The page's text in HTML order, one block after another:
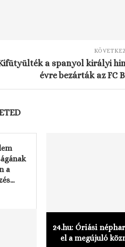
a spanyol királyi
évre bezárták az FC
a
24.hu: Óriási
el a megújuló